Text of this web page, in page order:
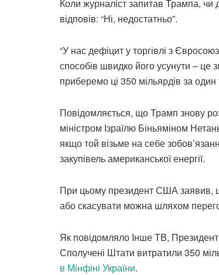
Коли журналіст запитав Трампа, чи
відповів: “Ні, недостатньо”.
“У нас дефіцит у торгівлі з
способів швидко його усунути – це
приберемо ці 350 мільярдів за
Повідомляється, що Трамп знову
міністром Ізраїлю Біньяміном
якщо той візьме на себе
закупівель американської енергії.
При цьому президент США заявив,
або скасувати можна шляхом
Як повідомляло Інше ТВ,
Сполучені Штати витратили 350
в Мінфіні України.